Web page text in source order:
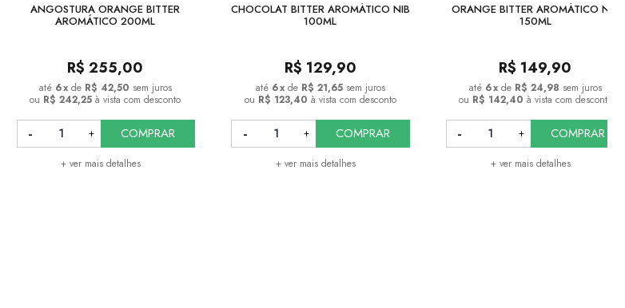
ANGOSTURA ORANGE BITTER
AROMÁTICO 200ML
R$ 255,00
6x de R$ 42,50 sem juros
ou R$ 242,25à vista com desconto
+ ver mais detalhes
COMPRAR
CHOCOLAT BITTER AROMÁTICO NIB
100ML
R$ 129,90
6x de R$ 21,65 sem juros
ou R$ 123,40 à vista com desconto
+ ver mais detalhes
COMPRAR
ORANGE BITTER AROMÁTICO NIB
150ML
R$ 149,90
6x de R$ 24,98 sem juros
ou R$ 142,40 à vista com desconto
+ ver mais detalhes
COMPRAR